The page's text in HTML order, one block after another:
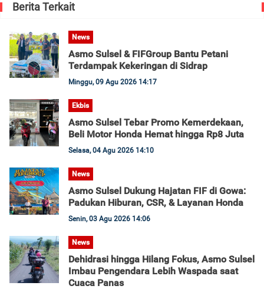
Berita Terkait
News
Asmo Sulsel & FIFGroup Bantu Petani
Terdampak Kekeringan di Sidrap
Minggu, 09 Agu 2026 14:17
Ekbis
Asmo Sulsel Tebar Promo Kemerdekaan,
Beli Motor Honda Hemat hingga Rp8 Juta
Selasa, 04 Agu 2026 14:10
News
Asmo Sulsel Dukung Hajatan FIF di Gowa:
Padukan Hiburan, CSR, & Layanan Honda
Senin, 03 Agu 2026 14:06
News
Dehidrasi hingga Hilang Fokus, Asmo Sulsel
Imbau Pengendara Lebih Waspada saat
Cuaca Panas